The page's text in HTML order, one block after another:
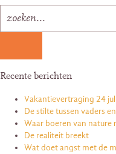
Recente berichten
Vakantievertraging 24
De stilte tussen vaders
Waar boeren van nature
De realiteit breekt
Wat doet angst met de